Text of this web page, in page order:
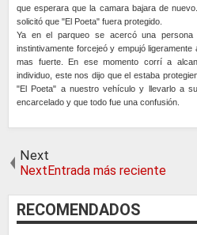
que esperara que la camara bajara de
solicitó que "El Poeta" fuera protegido.
Ya en el parqueo se acercó una
instintivamente forcejeó y empujó
mas fuerte. En ese momento corrí a
individuo, este nos dijo que el estaba
"El Poeta" a nuestro vehículo y llevarlo a
encarcelado y que todo fue una confusión.
Next
NextEntrada más reciente
RECOMENDADOS